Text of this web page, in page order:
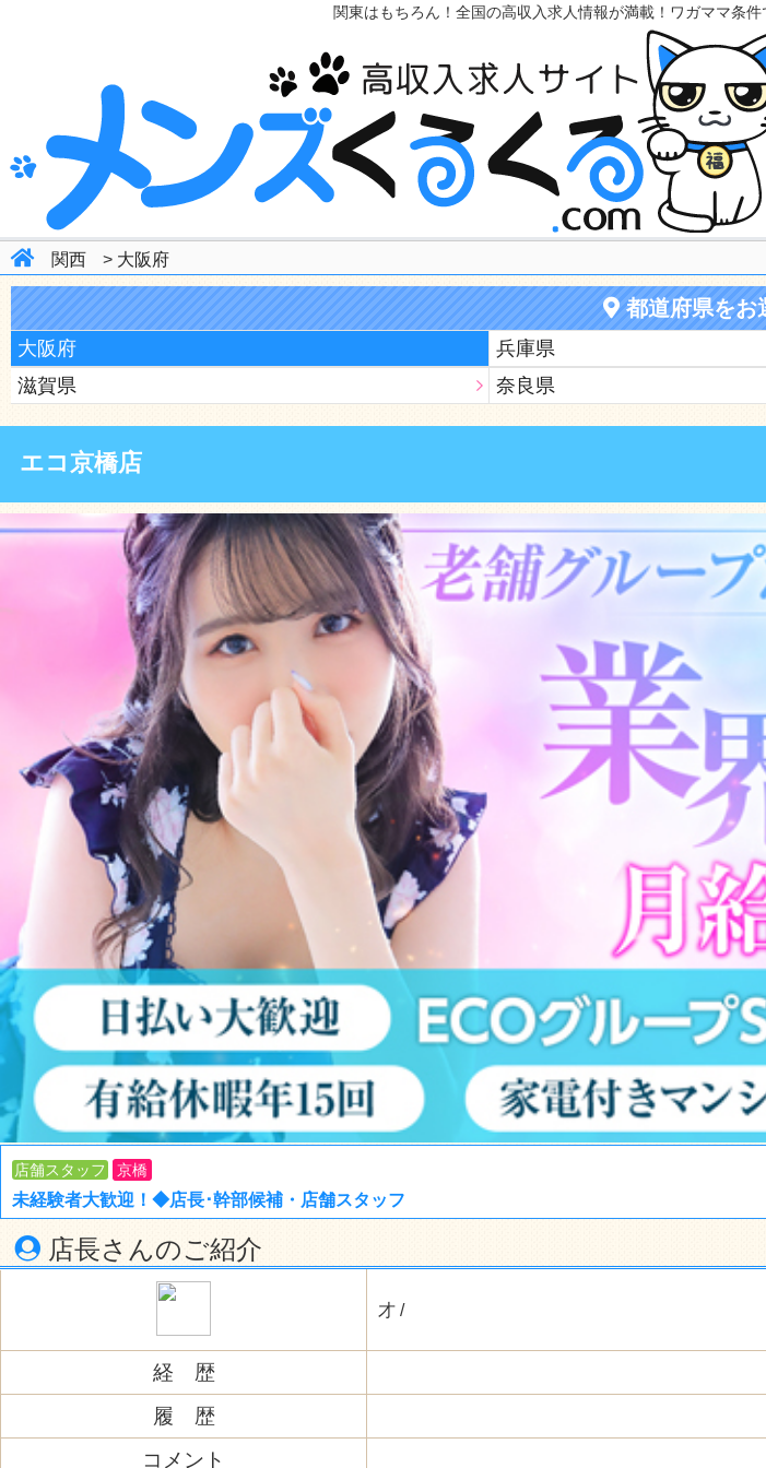
関東はもちろん！全国の高収入求人情報が満載！ワガママ条
関西 > 大阪府
都道府県をお
大阪府 兵庫県
滋賀県
奈良県
エコ京橋店
店舗スタッフ 京橋
未経験者大歓迎！◆店長･幹部候補・店舗スタッフ
店長さんのご紹介
才 /
経 歴
履 歴
コメント